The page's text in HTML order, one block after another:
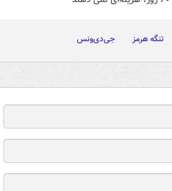
تنگه هرمز جی‌دی‌ونس